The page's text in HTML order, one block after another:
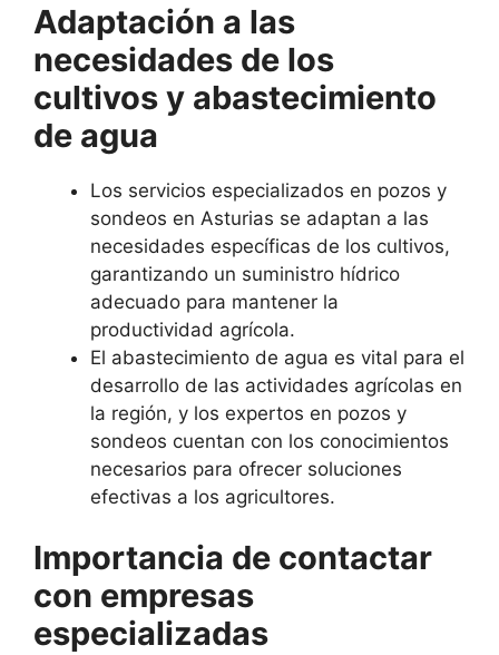
Adaptación a las
necesidades de los
cultivos y abastecimiento
de agua
Los servicios especializados en pozos y
sondeos en Asturias se adaptan a las
necesidades específicas de los cultivos,
garantizando un suministro hídrico
adecuado para mantener la
productividad agrícola.
El abastecimiento de agua es vital para el
desarrollo de las actividades agrícolas en
la región, y los expertos en pozos y
sondeos cuentan con los conocimientos
necesarios para ofrecer soluciones
efectivas a los agricultores.
Importancia de contactar
con empresas
especializadas